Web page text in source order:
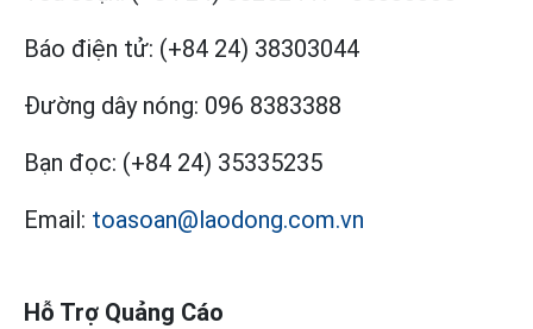
Báo điện tử: (+84 24) 38303044
Đường dây nóng: 096 8383388
Bạn đọc: (+84 24) 35335235
Email: toasoan@laodong.com.vn
Hỗ Trợ Quảng Cáo